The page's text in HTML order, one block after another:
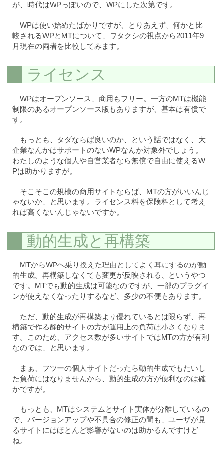
が、時代はWPっぽいので、WPにした次第です。
WPは使い始めたばかりですが、とりあえず、何かと比
較されるWPとMTについて、ワタクシの視点から2011年9
月現在の両者を比較してみます。
ライセンス
WPはオープンソース、商用もフリー。一方のMTは機能
制限のあるオープンソース版もありますが、基本は有償で
す。
もっとも、タダならば良いのか、という話ではなく、大
企業なんかはサポートのないWPなんか対象外でしょう。
わたしのような個人や自営業者なら無償で自由に使えるW
Pは助かりますが。
そこそこの規模の商用サイトならば、MTの方がいいんじ
ゃないか、と思います。ライセンス料を保険料として考え
れば高くないんじゃないですか。
動的生成と再構築
MTからWPへ乗り換えた理由としてよく耳にするのが動
的生成。再構築しなくても変更が反映される、というやつ
です。MTでも動的生成は可能なのですが、一部のプラグイ
ンが使えなくなったりするなど、多少の不便もあります。
ただ、動的生成が再構築より優れているとは限らず、再
構築で作る静的サイトの方が運用上の負荷は小さくなりま
す。このため、アクセス数が多いサイトではMTの方が有利
なのでは、と思います。
まぁ、フツーの個人サイトだったら動的生成でもたいし
た負荷にはなりませんから、動的生成の方が便利なのは確
かですが。
もっとも、MTはシステムとサイト実体が分離しているの
で、バージョンアップや不具合の修正の間も、ユーザが見
るサイトにはほとんど影響がないのは助かるんですけど
ね。